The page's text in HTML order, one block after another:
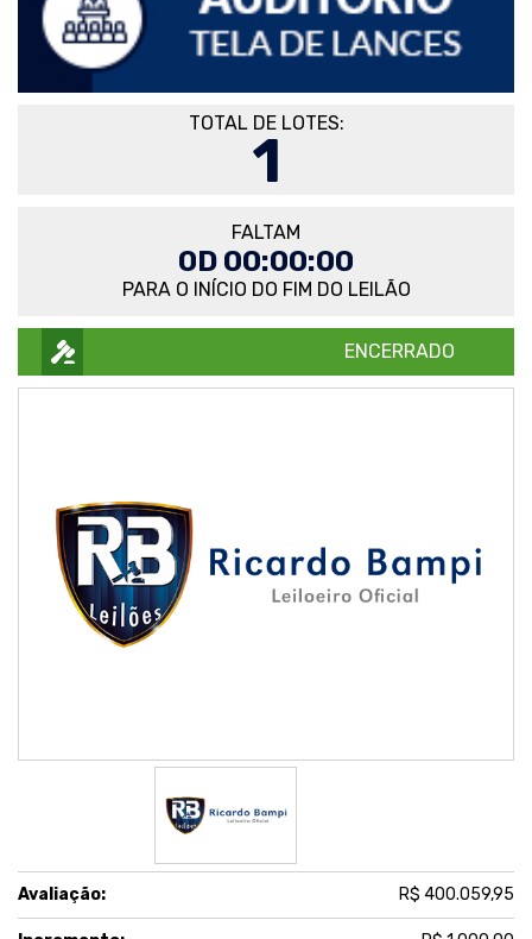
TOTAL DE LOTES:
1
FALTAM
0D 00:00:00
PARA O INÍCIO DO FIM DO LEILÃO
ENCERRADO
Avaliação: R$ 400.059,95